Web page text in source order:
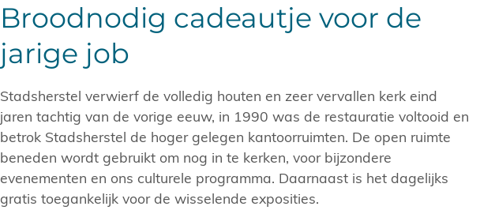
Broodnodig cadeautje voor de
jarige job
Stadsherstel verwierf de volledig houten en zeer vervallen kerk eind
jaren tachtig van de vorige eeuw, in 1990 was de restauratie voltooid en
betrok Stadsherstel de hoger gelegen kantoorruimten. De open ruimte
beneden wordt gebruikt om nog in te kerken, voor bijzondere
evenementen en ons culturele programma. Daarnaast is het dagelijks
gratis toegankelijk voor de wisselende exposities.